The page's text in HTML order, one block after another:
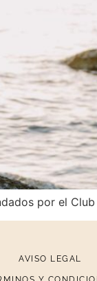
por el Club
AVISO LEGAL